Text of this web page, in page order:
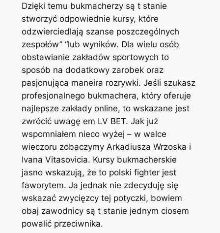
Dzięki temu bukmacherzy są t stanie
stworzyć odpowiednie kursy, które
odzwierciedlają szanse poszczególnych
zespołów” “lub wyników. Dla wielu osób
obstawianie zakładów sportowych to
sposób na dodatkowy zarobek oraz
pasjonująca maneira rozrywki. Jeśli szukasz
profesjonalnego bukmachera, który oferuje
najlepsze zakłady online, to wskazane jest
zwrócić uwagę em LV BET. Jak już
wspomniałem nieco wyżej – w walce
wieczoru zobaczymy Arkadiusza Wrzoska i
Ivana Vitasovicia. Kursy bukmacherskie
jasno wskazują, że to polski fighter jest
faworytem. Ja jednak nie zdecyduję się
wskazać zwycięzcy tej potyczki, bowiem
obaj zawodnicy są t stanie jednym ciosem
powalić przeciwnika.